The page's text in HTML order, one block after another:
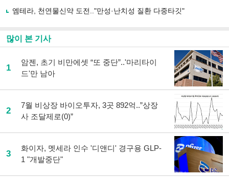
엠테라, 천연물신약 도전.."만성·난치성 질환 다중타깃"
많이 본 기사
1
암젠, 초기 비만에셋 “또 중단”..'마리타이
드'만 남아
2
7월 비상장 바이오투자, 3곳 892억..”상장
사 조달제로(0)”
3
화이자, 멧세라 인수 '디앤디' 경구용 GLP-
1 "개발중단"